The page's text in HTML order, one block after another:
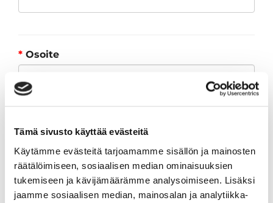
Tämä sivusto käyttää evästeitä
Käytämme evästeitä tarjoamamme sisällön ja mainosten
räätälöimiseen, sosiaalisen median ominaisuuksien
tukemiseen ja kävijämäärämme analysoimiseen. Lisäksi
jaamme sosiaalisen median, mainosalan ja analytiikka-
* Osoite
*Maa
Huom! Henkilötunnus tarvitaan laskutusta